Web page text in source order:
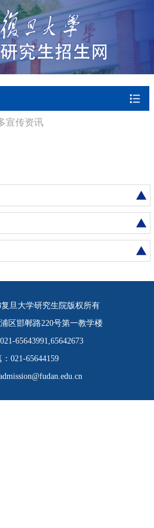
宣传资讯
旦大学研究生院版权所有
区邯郸路220号第一教学楼
65643991,65642673
021-65644159